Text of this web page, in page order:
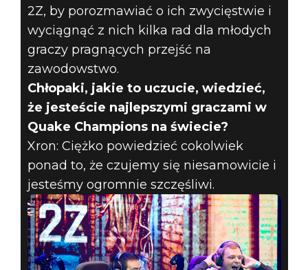
2Z, by porozmawiać o ich zwycięstwie i
wyciągnąć z nich kilka rad dla młodych
graczy pragnących przejść na
zawodowstwo.
Chłopaki, jakie to uczucie, wiedzieć,
że jesteście najlepszymi graczami w
Quake Champions na świecie?
Xron: Ciężko powiedzieć cokolwiek
ponad to, że czujemy się niesamowicie i
jesteśmy ogromnie szczęśliwi.